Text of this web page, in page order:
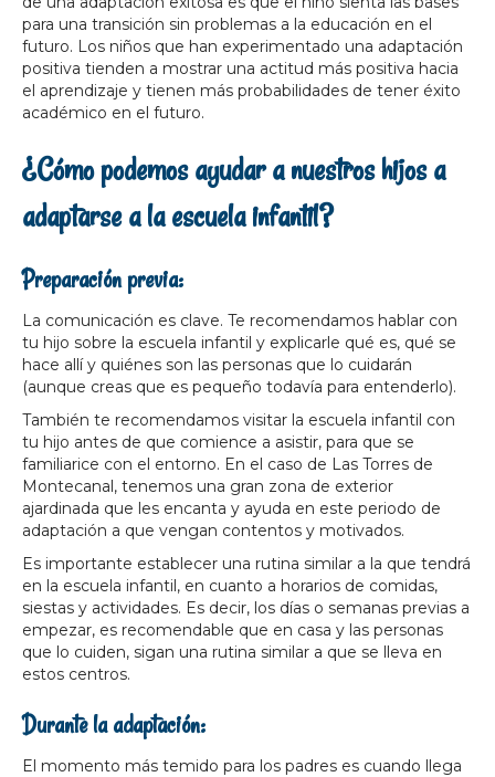
para una transición sin problemas a la educación en el
futuro. Los niños que han experimentado una adaptación
positiva tienden a mostrar una actitud más positiva hacia
el aprendizaje y tienen más probabilidades de tener éxito
académico en el futuro.
¿Cómo podemos ayudar a nuestros hijos a
adaptarse a la escuela infantil?
Preparación previa:
La comunicación es clave. Te recomendamos hablar con
tu hijo sobre la escuela infantil y explicarle qué es, qué se
hace allí y quiénes son las personas que lo cuidarán
(aunque creas que es pequeño todavía para entenderlo).
También te recomendamos visitar la escuela infantil con
tu hijo antes de que comience a asistir, para que se
familiarice con el entorno. En el caso de Las Torres de
Montecanal, tenemos una gran zona de exterior
ajardinada que les encanta y ayuda en este periodo de
adaptación a que vengan contentos y motivados.
Es importante establecer una rutina similar a la que tendrá
en la escuela infantil, en cuanto a horarios de comidas,
siestas y actividades. Es decir, los días o semanas previas a
empezar, es recomendable que en casa y las personas
que lo cuiden, sigan una rutina similar a que se lleva en
estos centros.
Durante la adaptación:
El momento más temido para los padres es cuando llega